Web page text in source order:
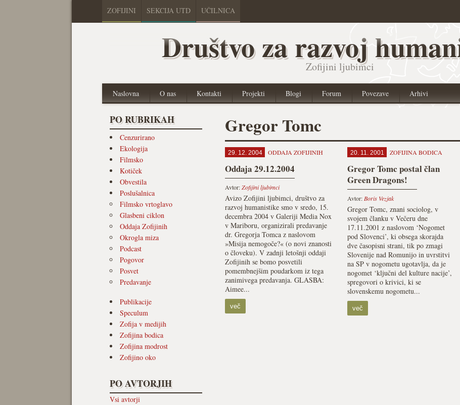
ZOFIJINI SEKCIJA UTD UČILNICA
Društvo za razvoj
Zofijini ljubimci
Naslovna O nas Kontakti Projekti Blogi Forum Povezave Arhivi
PO RUBRIKAH
Cenzurirano
Ekologija
Filmsko
Kotiček
Obvestila
Poslušalnica
Filmsko vrtoglavo
Glasbeni ciklon
Oddaja Zofijinih
Okrogla miza
Podcast
Pogovor
Posvet
Predavanje
Publikacije
Speculum
Zofija v medijih
Zofijina bodica
Zofijina modrost
Zofijino oko
PO AVTORJIH
Vsi avtorji
Gregor Tomc
29. 12. 2004 ODDAJA ZOFIJINIH
Oddaja 29.12.2004
Avtor:Zofijini ljubimci
Avizo Zofijini ljubimci, društvo za
razvoj humanistike smo v sredo, 15.
decembra 2004 v Galeriji Media Nox
v Mariboru, organizirali predavanje
dr. Gregorja Tomca z naslovom
»Misija nemogoče?« (o novi znanosti
o človeku). V zadnji letošnji oddaji
Zofijinih se bomo posvetili
pomembnejšim poudarkom iz tega
zanimivega predavanja. GLASBA:
Aimee...
več
20. 11. 2001 ZOFIJINA BODICA
Gregor Tomc postal član
Green Dragons!
Avtor: Boris Vezjak
Gregor Tomc, znani sociolog, v
svojem članku v Večeru dne
17.11.2001 z naslovom ‘Nogomet
pod Slovenci’, ki obsega skorajda
dve časopisni strani, tik po zmagi
Slovenije nad Romunijo in uvrstitvi
na SP v nogometu ugotavlja, da je
nogomet ‘ključni del kulture nacije’,
spregovori o krivici, ki se
slovenskemu nogometu...
več